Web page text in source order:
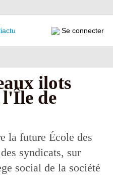
Se connecter
ilots
l'Île de
la future École des
syndicats, sur
social de la société